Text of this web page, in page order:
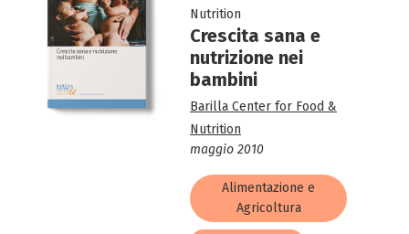
Nutrition
Crescita sana e
nutrizione nei
bambini
Barilla Center for Food &
Nutrition
maggio 2010
Alimentazione e
Agricoltura